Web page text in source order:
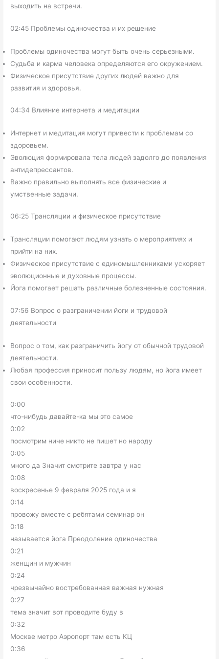
выходить на встречи.
02:45 Проблемы одиночества и их решение
Проблемы одиночества могут быть очень серьезными.
Судьба и карма человека определяются его окружением.
Физическое присутствие других людей важно для
развития и здоровья.
04:34 Влияние интернета и медитации
Интернет и медитация могут привести к проблемам со
здоровьем.
Эволюция формировала тела людей задолго до появления
антидепрессантов.
Важно правильно выполнять все физические и
умственные задачи.
06:25 Трансляции и физическое присутствие
Трансляции помогают людям узнать о мероприятиях и
прийти на них.
Физическое присутствие с единомышленниками ускоряет
эволюционные и духовные процессы.
Йога помогает решать различные болезненные состояния.
07:56 Вопрос о разграничении йоги и трудовой
деятельности
Вопрос о том, как разграничить йогу от обычной трудовой
деятельности.
Любая профессия приносит пользу людям, но йога имеет
свои особенности.
0:00
что-нибудь давайте-ка мы это самое
0:02
посмотрим ниче никто не пишет но народу
0:05
много да Значит смотрите завтра у нас
0:08
воскресенье 9 февраля 2025 года и я
0:14
провожу вместе с ребятами семинар он
0:18
называется йога Преодоление одиночества
0:21
женщин и мужчин
0:24
чрезвычайно востребованная важная нужная
0:27
тема значит вот проводите буду в
0:32
Москве метро Аэропорт там есть КЦ
0:36